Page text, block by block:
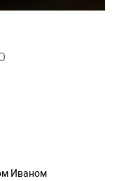
Иваном